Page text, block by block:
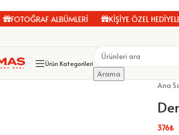
FOTOĞRAF ALBÜMLERİ KİŞİYE ÖZEL HEDİYELER
Ürün Kategorileri
Arama
Ana
376₺